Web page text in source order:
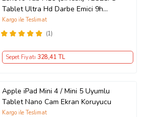
Tablet Ultra Hd Darbe Emici 9h
Nano Ekran Koruyucu
(1)
Kargo ile Teslimat
Sepet Fiyatı 328,41 TL
Apple iPad Mini 4 / Mini 5 Uyumlu
Tablet Nano Cam Ekran Koruyucu
Kargo ile Teslimat